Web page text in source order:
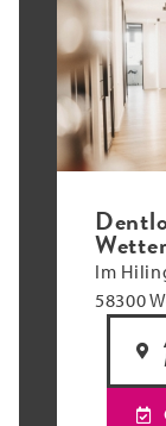
Im
58300